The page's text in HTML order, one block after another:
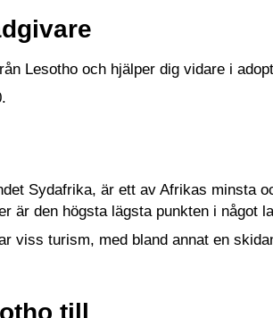
Lesotho och hjälper dig vidare i
Sydafrika, är ett av Afrikas minsta
är den högsta lägsta punkten i något
viss turism, med bland annat en
till